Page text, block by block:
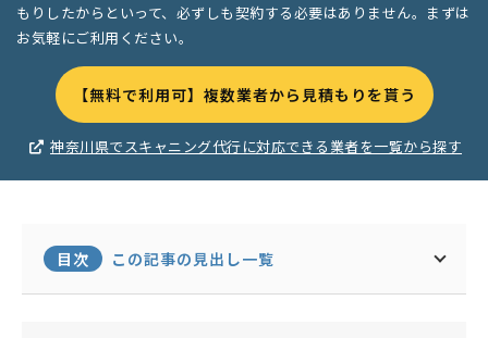
もりしたからといって、必ずしも契約する必要はありません。まずは
お気軽にご利用ください。
【無料で利用可】複数業者から見積もりを貰う
神奈川県でスキャニング代行に対応できる業者を一覧から探す
目次 この記事の見出し一覧